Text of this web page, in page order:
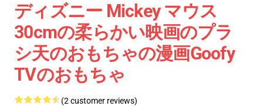
ディズニー Mickey マウス
30cmの柔らかい映画のプラ
シ天のおもちゃの漫画Goofy
TVのおもちゃ
(2 customer reviews)